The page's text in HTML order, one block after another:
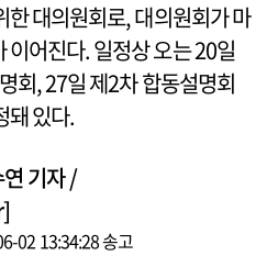
한 대의원회로, 대의원회가 마
이어진다. 일정상 오는 20일
회, 27일 제2차 합동설명회
돼 있다.
기자 /
02 13:34:28 송고